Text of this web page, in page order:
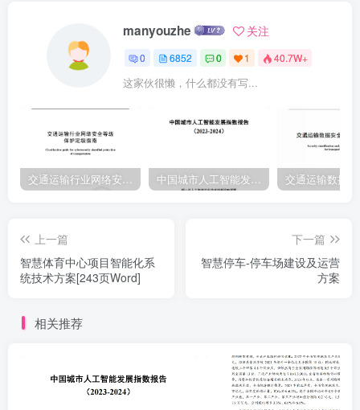
manyouzhe 关注
0 6852 0 1 40.7W+
这家伙很懒，什么都没有写...
交通运输行业网络安全等级保护定级指南（JTT-904—2023）2023 中国城市人工智能发展指数报告（2023-2024）
上一篇
智慧体育中心项目智能化系
统技术方案[243页Word]
下一篇
智慧停车-停车场建设及运营
方案
相关推荐